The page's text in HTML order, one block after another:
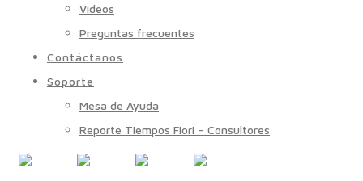
Videos
Preguntas frecuentes
Contáctanos
Soporte
Mesa de Ayuda
Reporte Tiempos Fiori – Consultores